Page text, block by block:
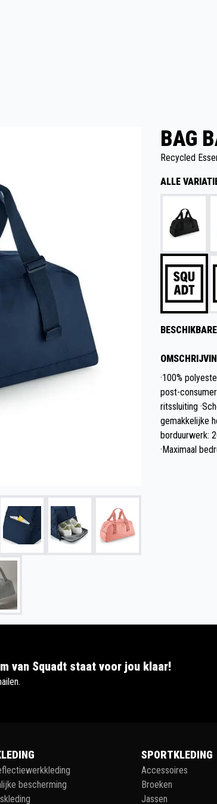
BAG
Recycled
ALLE
·100%
post-
ritssluiting
gemakkelijke
borduurwerk:
·Maximaal
van Squadt staat voor jou klaar!
bescherming
SPORTKLEDING
Accessoires
Broeken
Jassen